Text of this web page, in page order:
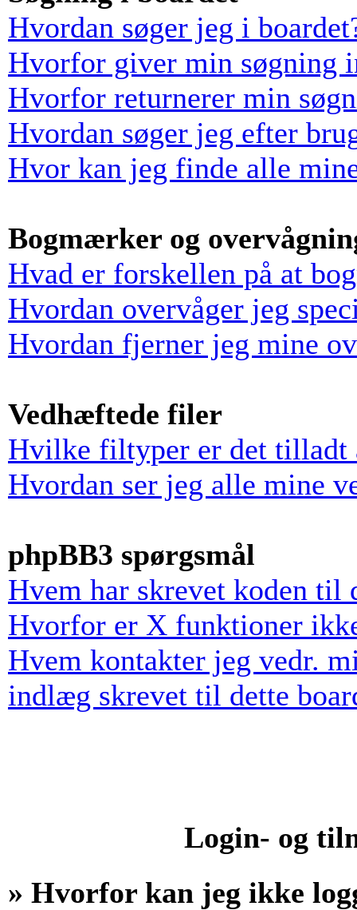
Hvordan søger jeg i
Hvorfor giver min søgning
Hvorfor returnerer min
Hvordan søger jeg efter
Hvor kan jeg finde alle
Bogmærker og
Hvad er forskellen på at
Hvordan overvåger jeg
Hvordan fjerner jeg mine
Vedhæftede filer
Hvilke filtyper er det tilladt
Hvordan ser jeg alle mine
phpBB3 spørgsmål
Hvem har skrevet koden til
Hvorfor er X funktioner
Hvem kontakter jeg vedr.
indlæg skrevet til dette
Login- og
» Hvorfor kan jeg ikke